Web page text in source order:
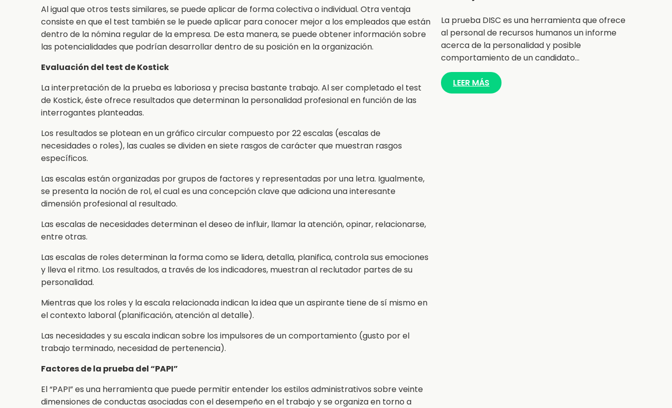
Al igual que otros tests similares, se puede aplicar de forma colectiva o individual. Otra ventaja
consiste en que el test también se le puede aplicar para conocer mejor a los empleados que están
dentro de la nómina regular de la empresa. De esta manera, se puede obtener información sobre
las potencialidades que podrían desarrollar dentro de su posición en la organización.
Evaluación del test de Kostick
La interpretación de la prueba es laboriosa y precisa bastante trabajo. Al ser completado el test
de Kostick, éste ofrece resultados que determinan la personalidad profesional en función de las
interrogantes planteadas.
Los resultados se plotean en un gráfico circular compuesto por 22 escalas (escalas de
necesidades o roles), las cuales se dividen en siete rasgos de carácter que muestran rasgos
específicos.
Las escalas están organizadas por grupos de factores y representadas por una letra. Igualmente,
se presenta la noción de rol, el cual es una concepción clave que adiciona una interesante
dimensión profesional al resultado.
Las escalas de necesidades determinan el deseo de influir, llamar la atención, opinar, relacionarse,
entre otras.
Las escalas de roles determinan la forma como se lidera, detalla, planifica, controla sus emociones
y lleva el ritmo. Los resultados, a través de los indicadores, muestran al reclutador partes de su
personalidad.
Mientras que los roles y la escala relacionada indican la idea que un aspirante tiene de sí mismo en
el contexto laboral (planificación, atención al detalle).
Las necesidades y su escala indican sobre los impulsores de un comportamiento (gusto por el
trabajo terminado, necesidad de pertenencia).
Factores de la prueba del “PAPI”
El “PAPI” es una herramienta que puede permitir entender los estilos administrativos sobre veinte
dimensiones de conductas asociadas con el desempeño en el trabajo y se organiza en torno a
La prueba DISC es una herramienta que ofrece
al personal de recursos humanos un informe
acerca de la personalidad y posible
comportamiento de un candidato…
LEER MÁS